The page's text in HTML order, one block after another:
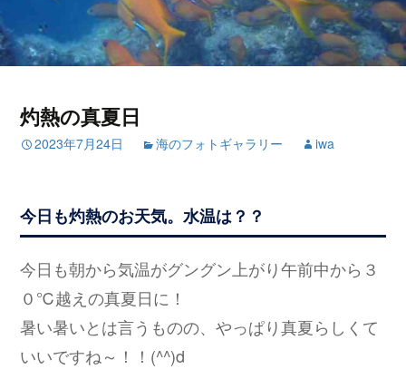
灼熱の真夏日
2023年7月24日 海のフォトギャラリー iwa
今日も灼熱のお天気。水温は？？
今日も朝から気温がグングン上がり午前中から３
０℃越えの真夏日に！
暑い暑いとは言うものの、やっぱり真夏らしくて
いいですね～！！(^^)d